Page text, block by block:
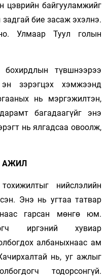
цэврийн байгууламжийг
бие засаж эхэлнэ.
Улмаар Туул голын
түвшнээрээ
зэрэгцэх хэмжээнд
нь мэргэжилтэн,
багадаагүйг энэ
нь ялгадсаа овоолж,
АЖИЛ
нийслэлийн
Энэ нь угтаа татвар
гарсан мөнгө юм.
иргэний хувиар
албаныхнаас ам
нь, уг ажлыг
тодорсонгүй.